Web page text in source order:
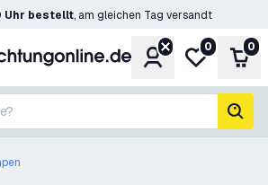
Uhr bestellt, am gleichen Tag versandt
KontoMeine
0 0